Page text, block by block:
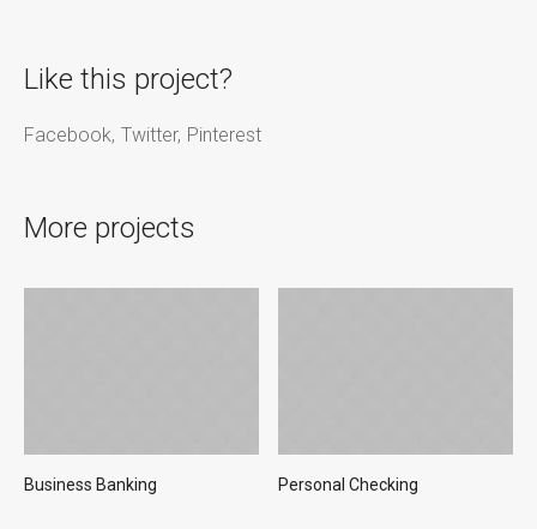
Like this project?
Facebook Twitter Pinterest
More projects
Business Banking Personal Checking